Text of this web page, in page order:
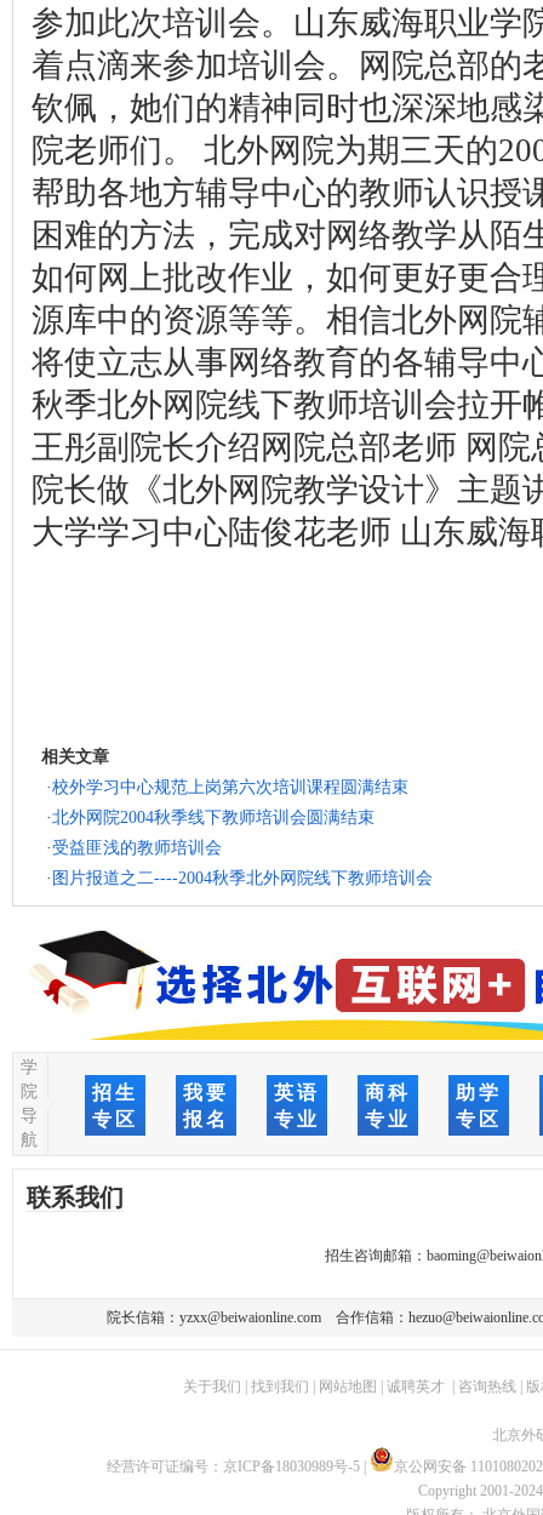
参加此次培训会。山东威海职业学
着点滴来参加培训会。网院总部的
钦佩，她们的精神同时也深深地感
院老师们。 北外网院为期三天的
帮助各地方辅导中心的教师认识授
困难的方法，完成对网络教学从陌
如何网上批改作业，如何更好更合
源库中的资源等等。相信北外网院
将使立志从事网络教育的各辅导中
秋季北外网院线下教师培训会拉开
王彤副院长介绍网院总部老师 网
院长做《北外网院教学设计》主题
大学学习中心陆俊花老师 山东威
相关文章
·校外学习中心规范上岗第六次培训课程圆满结束
·北外网院2004秋季线下教师培训会圆满结束
·受益匪浅的教师培训会
· 图片报道之二----2004秋季北外网院线下教师培训会
学
院
导
航
招生
专区
我要
报名
英语
专业
商科
专业
助学
专区
联系我们
招生咨询邮箱：
院长信箱： yzxx@beiwaionline.com 合作信箱：
关于我们 找到我们 网站地图 诚聘英才| 咨询热线|
北京外
经营许可证编号： 京ICP备18030989号-5
京公网安备
Copyright 2001-